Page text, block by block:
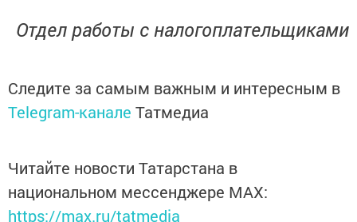
Отдел работы с налогоплательщиками
Следите за самым важным и интересным в
Telegram-канале Татмедиа
Читайте новости Татарстана в
национальном мессенджере MАХ:
https://max.ru/tatmedia